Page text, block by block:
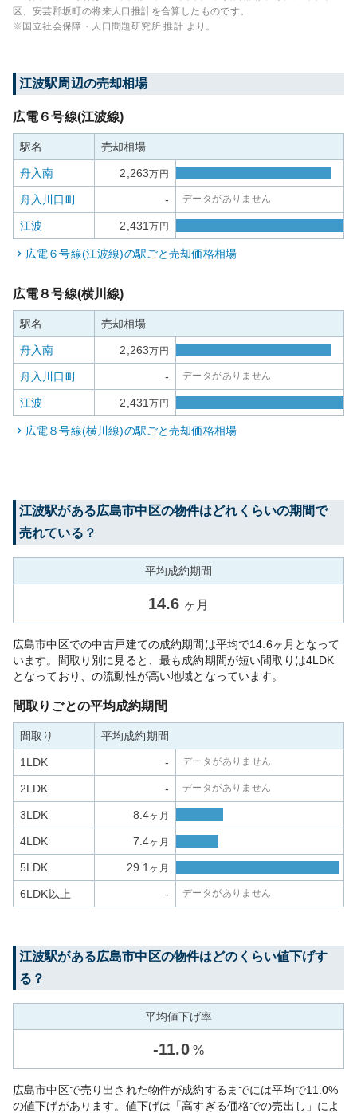
区、安芸郡坂町の将来人口推計を合算したものです。
※国立社会保障・人口問題研究所 推計 より。
江波駅周辺の売却相場
広電６号線(江波線)
駅名 売却相場
舟入南 2,263万円
舟入川口町 - データがありません
江波 2,431万円
広電６号線(江波線)の駅ごと売却価格相場
広電８号線(横川線)
駅名 売却相場
舟入南 2,263万円
舟入川口町 - データがありません
江波 2,431万円
広電８号線(横川線)の駅ごと売却価格相場
江波駅がある広島市中区の物件はどれくらいの期間で
売れている？
平均成約期間
14.6 ヶ月
広島市中区での中古戸建ての成約期間は平均で14.6ヶ月となって
います。間取り別に見ると、最も成約期間が短い間取りは4LDK
となっており、の流動性が高い地域となっています。
間取りごとの平均成約期間
間取り 平均成約期間
1LDK - データがありません
2LDK - データがありません
3LDK 8.4ヶ月
4LDK 7.4ヶ月
5LDK 29.1 ヶ月
6LDK以上 - データがありません
江波駅がある広島市中区の物件はどのくらい値下げす
る？
平均値下げ率
-11.0 %
広島市中区で売り出された物件が成約するまでには平均で11.0%
の値下げがあります。値下げは「高すぎる価格での売出し」によ